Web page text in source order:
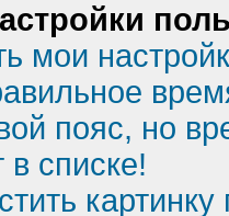
мои
пояс, но
списке!